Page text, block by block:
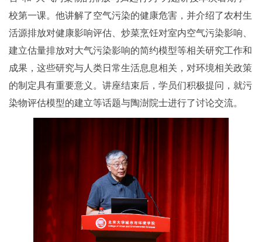
校第一课。他讲解了空气污染的健康危害，并介绍了农村生
活源排放对健康影响评估、炒菜烹饪对室内空气污染影响、
建立估量排放对大气污染影响的简约模型等相关研究工作和
成果，这些研究与人类日常生活息息相关，对环境相关政策
的制定具有重要意义。讲座结束后，学员们积极提问，就污
染物评估模型的建立等话题与陶澍院士进行了讨论交流。